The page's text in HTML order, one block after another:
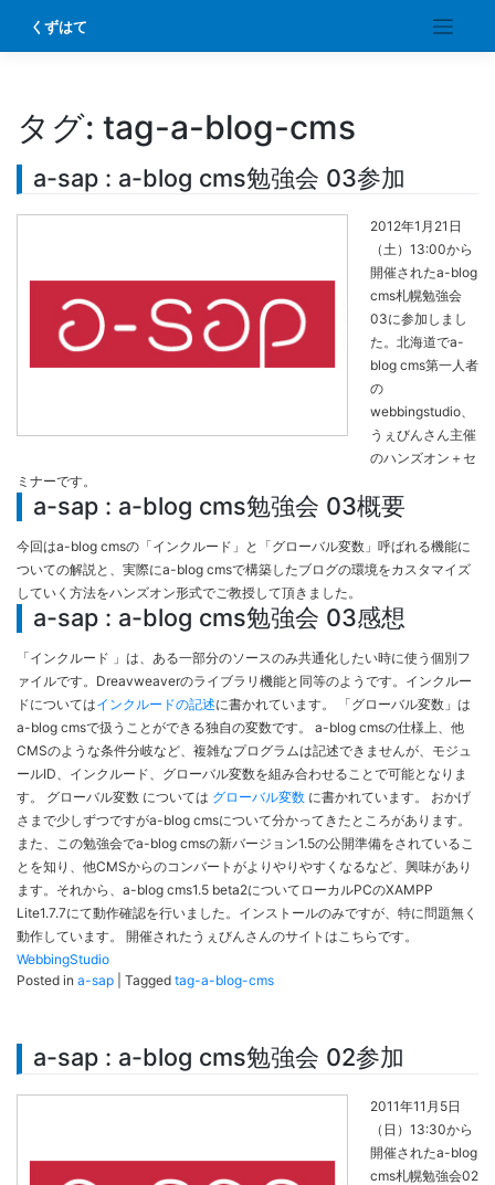
content
くずはて
タグ: tag-a-blog-cms
a-sap : a-blog cms勉強会 03参加
2012年1月21日
（土）13:00から
開催されたa-blog
cms札幌勉強会
03に参加しまし
た。北海道でa-
blog cms第一人者
の
webbingstudio、
うぇびんさん主催
のハンズオン＋セ
ミナーです。
a-sap : a-blog cms勉強会 03概要
今回はa-blog cmsの「インクルード」と「グローバル変数」呼ばれる機能に
ついての解説と、実際にa-blog cmsで構築したブログの環境をカスタマイズ
していく方法をハンズオン形式でご教授して頂きました。
a-sap : a-blog cms勉強会 03感想
「インクルード 」は、ある一部分のソースのみ共通化したい時に使う個別フ
ァイルです。Dreavweaverのライブラリ機能と同等のようです。インクルー
ドについてはインクルードの記述に書かれています。 「グローバル変数」は
a-blog cmsで扱うことができる独自の変数です。 a-blog cmsの仕様上、他
CMSのような条件分岐など、複雑なプログラムは記述できませんが、モジュ
ールID、インクルード、グローバル変数を組み合わせることで可能となりま
す。 グローバル変数 については グローバル変数 に書かれています。 おかげ
さまで少しずつですがa-blog cmsについて分かってきたところがあります。
また、この勉強会でa-blog cmsの新バージョン1.5の公開準備をされているこ
とを知り、他CMSからのコンバートがよりやりやすくなるなど、興味があり
ます。それから、a-blog cms1.5 beta2についてローカルPCのXAMPP
Lite1.7.7にて動作確認を行いました。インストールのみですが、特に問題無く
動作しています。 開催されたうぇびんさんのサイトはこちらです。
WebbingStudio
Posted in a-sap Tagged tag-a-blog-cms
a-sap : a-blog cms勉強会 02参加
2011年11月5日
（日）13:30から
開催されたa-blog
cms札幌勉強会02